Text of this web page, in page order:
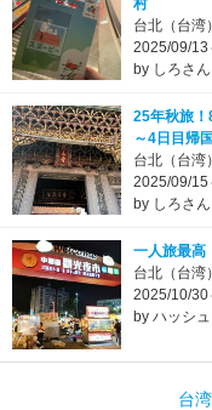
村
台北（台湾）
2025/09/13
by しろさん
25年秋旅！
～4日目帰国
台北（台湾）
2025/09/15
by しろさん
一人旅最高
台北（台湾）
2025/10/30
by ハッシ
台